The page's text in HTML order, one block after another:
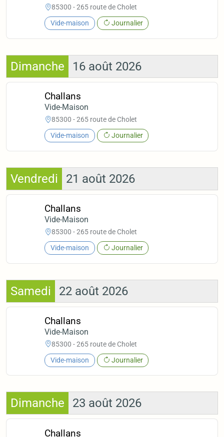
85300 - 265 route de Cholet
Vide-maison Journalier
Dimanche 16 août 2026
Challans
Vide-Maison
85300 - 265 route de Cholet
Vide-maison Journalier
Vendredi 21 août 2026
Challans
Vide-Maison
85300 - 265 route de Cholet
Vide-maison Journalier
Samedi 22 août 2026
Challans
Vide-Maison
85300 - 265 route de Cholet
Vide-maison Journalier
Dimanche 23 août 2026
Challans